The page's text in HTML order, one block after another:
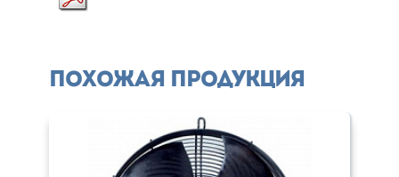
Похожая продукция